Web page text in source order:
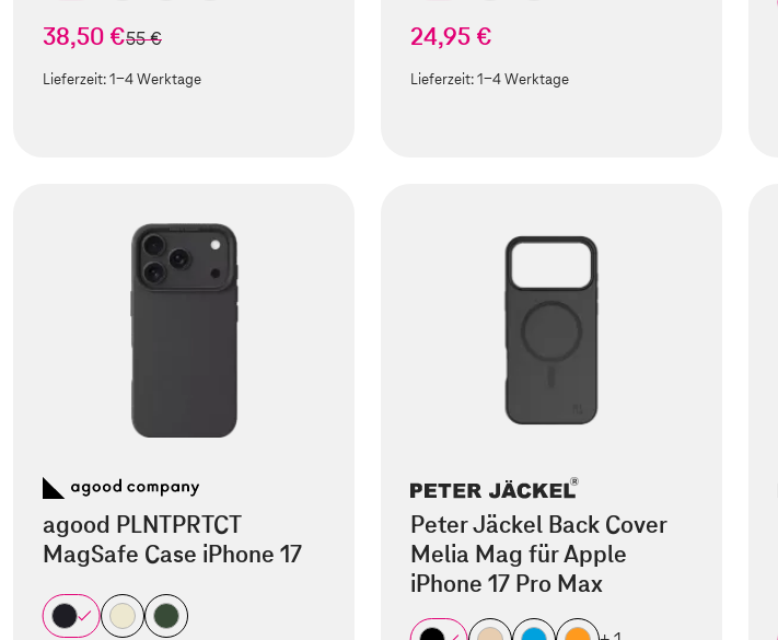
38,50 €statt
55 €
Lieferzeit:1-4 Werktage
24,95 €
Lieferzeit:1-4 Werktage
agood PLNTPRTCT
MagSafe Case iPhone 17
Peter Jäckel Back Cover
Melia Mag für Apple
iPhone 17 Pro Max